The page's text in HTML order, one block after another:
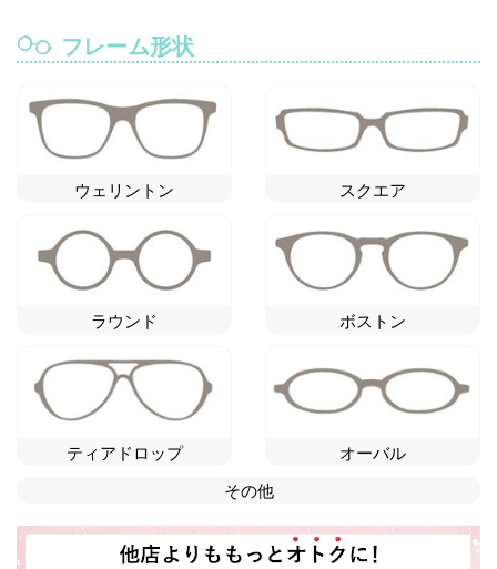
フレーム形状
ウェリントン スクエア
ラウンド ボストン
ティアドロップ
オーバル
その他